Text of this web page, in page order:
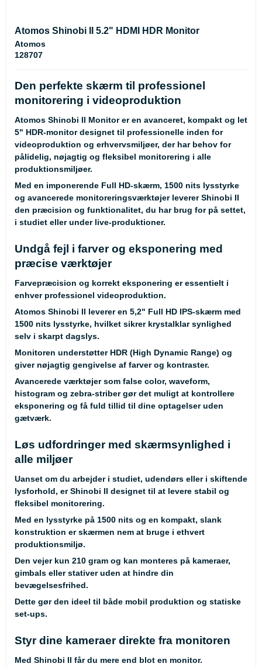
Atomos Shinobi II 5.2" HDMI HDR Monitor
Atomos
128707
Den perfekte skærm til professionel
monitorering i videoproduktion
Atomos Shinobi II Monitor er en avanceret, kompakt og let
5" HDR-monitor designet til professionelle inden for
videoproduktion og erhvervsmiljøer, der har behov for
pålidelig, nøjagtig og fleksibel monitorering i alle
produktionsmiljøer.
Med en imponerende Full HD-skærm, 1500 nits lysstyrke
og avancerede monitoreringsværktøjer leverer Shinobi II
den præcision og funktionalitet, du har brug for på settet,
i studiet eller under live-produktioner.
Undgå fejl i farver og eksponering med
præcise værktøjer
Farvepræcision og korrekt eksponering er essentielt i
enhver professionel videoproduktion.
Atomos Shinobi II leverer en 5,2" Full HD IPS-skærm med
1500 nits lysstyrke, hvilket sikrer krystalklar synlighed
selv i skarpt dagslys.
Monitoren understøtter HDR (High Dynamic Range) og
giver nøjagtig gengivelse af farver og kontraster.
Avancerede værktøjer som false color, waveform,
histogram og zebra-striber gør det muligt at kontrollere
eksponering og få fuld tillid til dine optagelser uden
gætværk.
Løs udfordringer med skærmsynlighed i
alle miljøer
Uanset om du arbejder i studiet, udendørs eller i skiftende
lysforhold, er Shinobi II designet til at levere stabil og
fleksibel monitorering.
Med en lysstyrke på 1500 nits og en kompakt, slank
konstruktion er skærmen nem at bruge i ethvert
produktionsmiljø.
Den vejer kun 210 gram og kan monteres på kameraer,
gimbals eller stativer uden at hindre din
bevægelsesfrihed.
Dette gør den ideel til både mobil produktion og statiske
set-ups.
Styr dine kameraer direkte fra monitoren
Med Shinobi II får du mere end blot en monitor.